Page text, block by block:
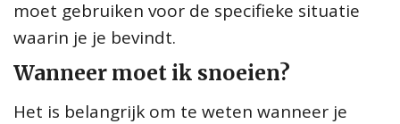
moet gebruiken voor de specifieke situatie
waarin je je bevindt.
Wanneer moet ik snoeien?
Het is belangrijk om te weten wanneer je